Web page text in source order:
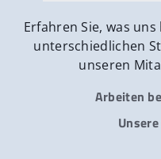
Externe
Erfahren Sie, was
unterschiedlichen
unseren
Arbeiten